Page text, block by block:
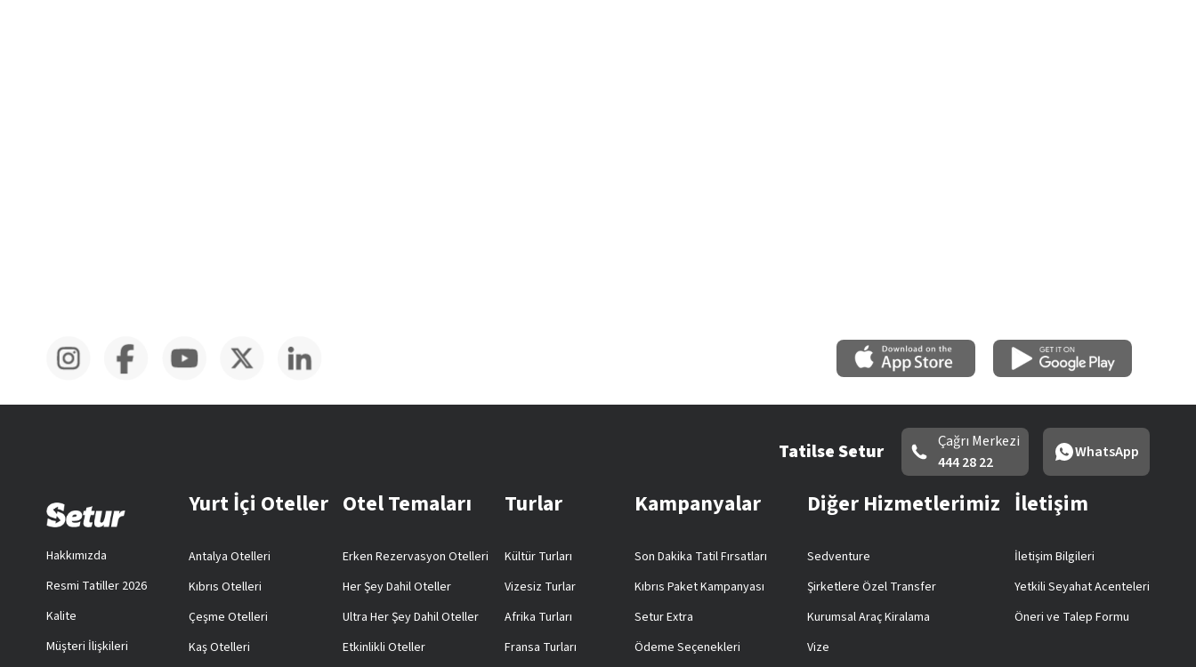
Tatilse Setur
Çağrı Merkezi
444 28 22
WhatsApp
Hakkımızda
Resmi Tatiller 2026
Kalite
Müşteri İlişkileri
Yurt İçi Oteller
Antalya Otelleri
Kıbrıs Otelleri
Çeşme Otelleri
Kaş Otelleri
Otel Temaları
Erken Rezervasyon Otelleri
Her Şey Dahil Oteller
Ultra Her Şey Dahil Oteller
Etkinlikli Oteller
Turlar
Kültür Turları
Vizesiz Turlar
Afrika Turları
Fransa Turları
Kampanyalar
Son Dakika Tatil Fırsatları
Kıbrıs Paket Kampanyası
Setur Extra
Ödeme Seçenekleri
Diğer Hizmetlerimiz
Sedventure
Şirketlere Özel Transfer
Kurumsal Araç Kiralama
Vize
İletişim
İletişim Bilgileri
Yetkili Seyahat Acenteleri
Öneri ve Talep Formu